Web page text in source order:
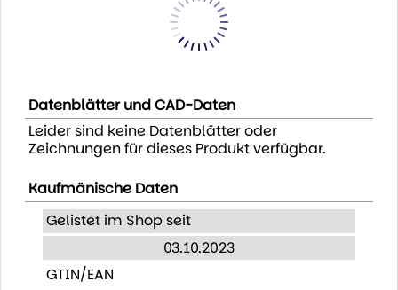
Datenblätter und CAD-Daten
Leider sind keine Datenblätter oder
Zeichnungen für dieses Produkt verfügbar.
Kaufmänische Daten
Gelistet im Shop seit
03.10.2023
GTIN/EAN